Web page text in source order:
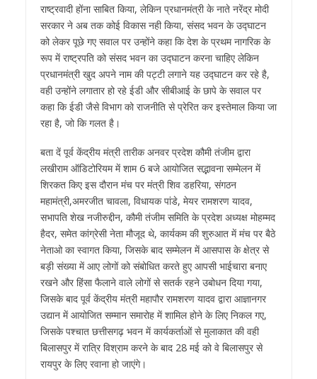
राष्ट्रवादी होंना साबित किया, लेकिन प्रधानमंत्री के नाते नरेंद्र मोदी
सरकार ने अब तक कोई विकास नही किया, संसद भवन के उद्घाटन
को लेकर पूछे गए सवाल पर उन्होंने कहा कि देश के प्रथम नागरिक के
रूप में राष्ट्रपति को संसद भवन का उद्घाटन करना चाहिए लेकिन
प्रधानमंत्री खुद अपने नाम की पट्टी लगाने यह उद्घाटन कर रहे है,
वही उन्होंने लगातार हो रहे ईडी और सीबीआई के छापे के सवाल पर
कहा कि ईडी जैसे विभाग को राजनीति से प्रेरित कर इस्तेमाल किया जा
रहा है, जो कि गलत है।
बता दें पूर्व केंद्रीय मंत्री तारीक अनवर प्रदेश कौमी तंजीम द्वारा
लखीराम ऑडिटोरियम में शाम 6 बजे आयोजित सद्भावना सम्मेलन में
शिरकत किए इस दौरान मंच पर मंत्री शिव डहरिया, संगठन
महामंत्री,अमरजीत चावला, विधायक पांडे, मेयर रामशरण यादव,
सभापति शेख नजीरुद्दीन, कौमी तंजीम समिति के प्रदेश अध्यक्ष मोहम्मद
हैदर, समेत कांग्रेसी नेता मौजूद थे, कार्यकम की शुरुआत में मंच पर बैठे
नेताओ का स्वागत किया, जिसके बाद सम्मेलन में आसपास के क्षेत्र से
बड़ी संख्या में आए लोगों को संबोधित करते हुए आपसी भाईचारा बनाए
रखने और हिंसा फैलाने वाले लोगों से सतर्क रहने उबोधन दिया गया,
जिसके बाद पूर्व केंद्रीय मंत्री महापौर रामशरण यादव द्वारा आज्ञानगर
उद्यान में आयोजित सम्मान समारोह में शामिल होने के लिए निकल गए,
जिसके पश्चात छत्तीसगढ़ भवन में कार्यकर्ताओं से मुलाकात की वही
बिलासपुर में रात्रि विश्राम करने के बाद 28 मई को वे बिलासपुर से
रायपुर के लिए रवाना हो जाएंगे।